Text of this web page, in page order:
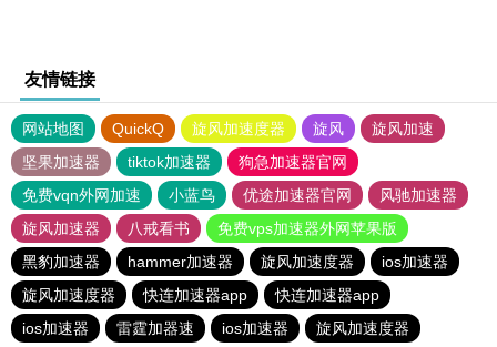
友情链接
网站地图 QuickQ 旋风加速度器 旋风
旋风加速
坚果加速器
tiktok加速器
狗急加速器官网
免费vqn外网加速
小蓝鸟 优途加速器官网
风驰加速器
旋风加速器
八戒看书
免费vps加速器外网苹果版
黑豹加速器
hammer加速器 旋风加速度器
ios加速器
旋风加速度器
快连加速器app
快连加速器app
ios加速器
雷霆加器速 ios加速器
旋风加速度器